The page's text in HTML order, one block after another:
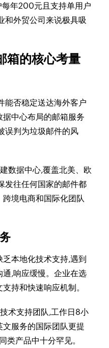
年200元且支持单用户
和外贸公司来说极具吸
箱的核心考量
能否稳定送达海外客户
中心布局的邮箱服务
误判为垃圾邮件的风
数据中心,覆盖北美、欧
发往任何国家的邮件都
境电商和国际化团队
本地化技术支持,遇到
,响应缓慢。企业在选
持和快速响应机制。
术支持团队,工作日8小
文服务的国际团队更提
类产品中十分罕见。